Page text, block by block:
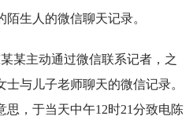
生人的微信聊天记录。
某主动通过微信联系记者，之
与儿子老师聊天的微信记录。
思，于当天中午12时21分致电陈